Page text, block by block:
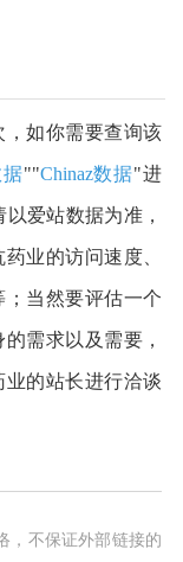
，如你需要查询该
""Chinaz数据"进
爱站数据为准，
业的访问速度、
当然要评估一个
需求以及需要，
的站长进行洽谈
，不保证外部链接的